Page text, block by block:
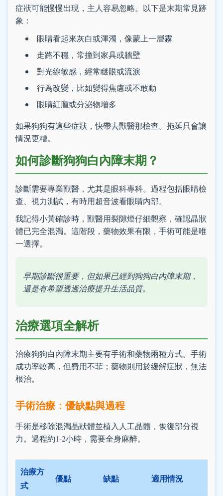
症狀可能慢慢出現，主人容易忽略。以下是末期常見跡
象：
眼睛看起來灰白或渾濁，像蒙上一層霧
走路不穩，常撞到家具或牆壁
對光線敏感，經常瞇眼或流淚
行為改變，比如變得焦慮或不敢動
眼睛紅腫或分泌物增多
如果狗狗有這些症狀，快帶去獸醫那檢查。拖延只會讓
情況更糟。
如何診斷狗狗白內障末期？
診斷需要專業獸醫，尤其是眼科專科。過程包括眼睛檢
查、視力測試，有時用超音波看眼睛內部。
我記得小黃確診時，獸醫用裂隙燈仔細觀察，確認晶狀
體已完全混濁。這階段，藥物效果有限，手術可能是唯
一選擇。
早期診斷很重要，但如果已經到狗狗白內障末期，
還是有希望透過治療提升生活品質。
治療選項全解析
治療狗狗白內障末期主要有手術和藥物兩種方式。手術
成功率較高，但費用不菲；藥物則用於緩解症狀，無法
根治。
手術治療：優缺點與過程
手術是移除混濁晶狀體並植入人工晶體，恢復部分視
力。過程約1-2小時，需要全身麻醉。
治療方
式
優點 缺點 適用情況